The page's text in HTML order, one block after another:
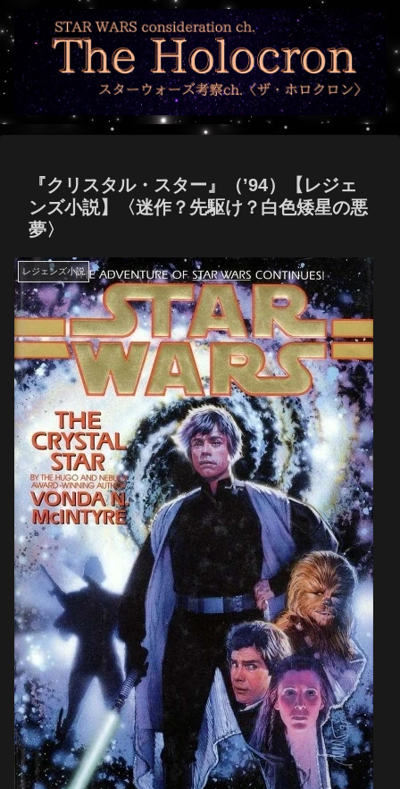
『クリスタル・スター』（’94）【レジェ
ンズ小説】〈迷作？先駆け？白色矮星の悪
夢〉
レジェンズ小説